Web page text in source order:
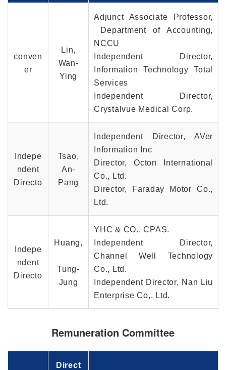
conven
er
Lin,
Wan-
Ying
Adjunct Associate Professor,
Department of Accounting,
NCCU
Independent Director,
Information Technology Total
Services
Independent Director,
Crystalvue Medical Corp.
Indepe
ndent
Directo
Tsao,
An-
Pang
Independent Director, AVer
Information Inc
Director, Octon International
Co., Ltd.
Director, Faraday Motor Co.,
Ltd.
Indepe
ndent
Directo
Huang,
Tung-
Jung
YHC & CO., CPAS.
Independent Director,
Channel Well Technology
Co., Ltd.
Independent Director, Nan Liu
Enterprise Co,. Ltd.
Remuneration Committee
Direct